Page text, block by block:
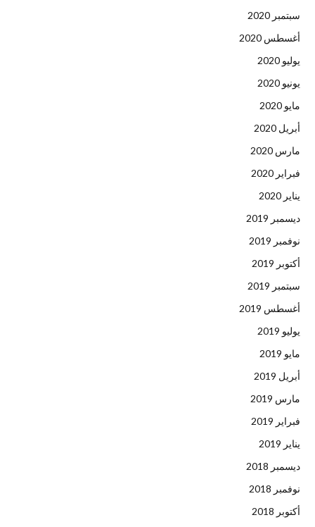
سبتمبر 2020
أغسطس 2020
يوليو 2020
يونيو 2020
مايو 2020
أبريل 2020
مارس 2020
فبراير 2020
يناير 2020
ديسمبر 2019
نوفمبر 2019
أكتوبر 2019
سبتمبر 2019
أغسطس 2019
يوليو 2019
مايو 2019
أبريل 2019
مارس 2019
فبراير 2019
يناير 2019
ديسمبر 2018
نوفمبر 2018
أكتوبر 2018